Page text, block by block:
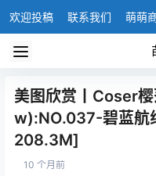
欢迎投稿 联系我们 萌萌
美图欣赏丨Coser
w):NO.037-碧蓝航
208.3M]
10 个月前